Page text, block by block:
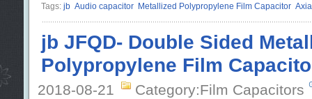
Tags: jb Audio capacitor Metallized Polypropylene Film Capacitor
jb JFQD- Double Sided
Polypropylene Film
2018-08-21 Category:Film Capacitors